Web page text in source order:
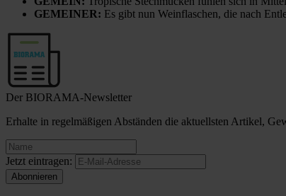
GEMEINER: Es gibt nun Weinflaschen, die nach
Der BIORAMA-Newsletter
Erhalte in regelmäßigen Abständen die aktuellsten Artikel,
Jetzt eintragen: